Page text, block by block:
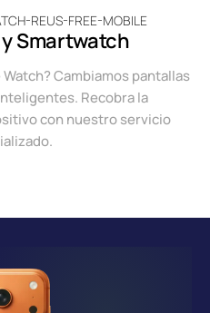
Smartwatch
Cambiamos pantallas
Recobra la
con nuestro servicio